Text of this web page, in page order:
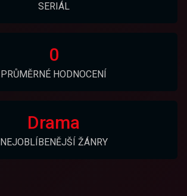
SERIÁL
0
PRŮMĚRNÉ HODNOCENÍ
Drama
NEJOBLÍBENĚJŠÍ ŽÁNRY